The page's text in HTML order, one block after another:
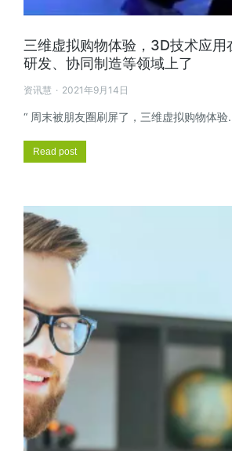
三维虚拟购物体验，3D技术应用
研发、协同制造等领域上了
资讯慧 2021年9月14日
“ 周末被朋友圈刷屏了，三维虚拟购物体验
Read post